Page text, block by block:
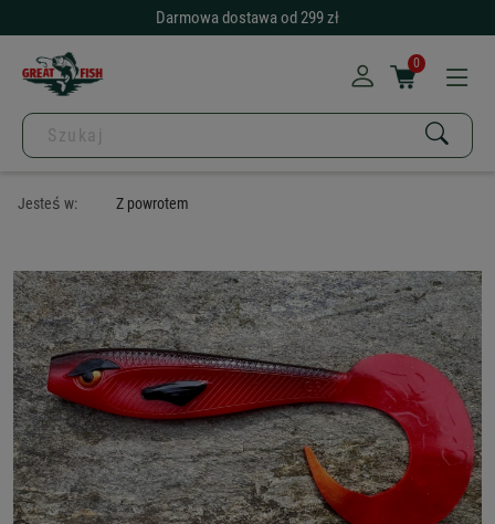
Darmowa dostawa od 299 zł
0
Jesteś w: Z powrotem